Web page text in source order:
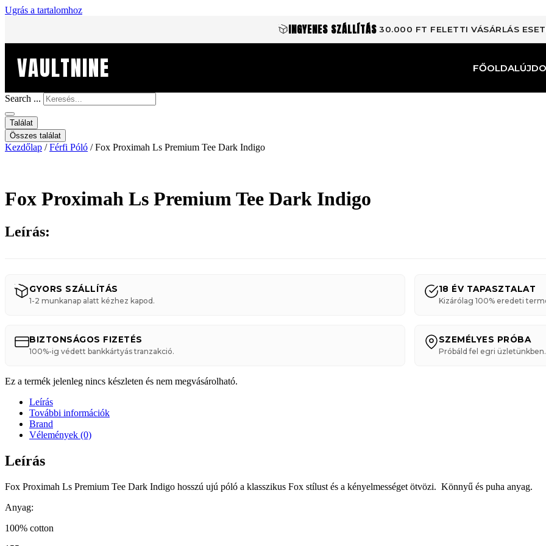
Ugrás a tartalomhoz
INGYENES SZÁLLÍTÁS 30.000 FT FELETTI VÁSÁRLÁS
VAULTNINE FŐOLDAL
Search ...
Találat
Összes találat
Kezdőlap /Férfi Póló / Fox Proximah Ls Premium Tee Dark Indigo
Fox Proximah Ls Premium Tee Dark Indigo
Leírás:
GYORS SZÁLLÍTÁS
1-2 munkanap alatt kézhez kapod.
18 ÉV TAPASZTALAT
Kizárólag 100% eredeti
BIZTONSÁGOS FIZETÉS
100%-ig védett bankkártyás tranzakció.
SZEMÉLYES PRÓBA
Próbáld fel egri üzletünkben.
Ez a termék jelenleg nincs készleten és nem megvásárolható.
Leírás
További információk
Brand
Vélemények (0)
Leírás
Fox Proximah Ls Premium Tee Dark Indigo hosszú ujú póló a klasszikus Fox stílust és a kényelmességet ötvözi. Könnyű és puha anyag.
Anyag:
100% cotton